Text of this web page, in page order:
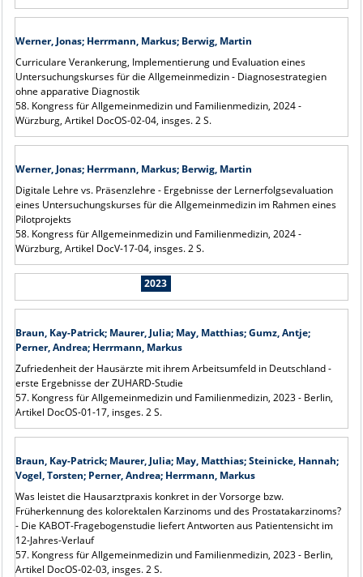
Werner, Jonas; Herrmann, Markus; Berwig, Martin
Curriculare Verankerung, Implementierung und Evaluation eines
Untersuchungskurses für die Allgemeinmedizin - Diagnosestrategien
ohne apparative Diagnostik
58. Kongress für Allgemeinmedizin und Familienmedizin, 2024 -
Würzburg, Artikel DocOS-02-04, insges. 2 S.
Werner, Jonas; Herrmann, Markus; Berwig, Martin
Digitale Lehre vs. Präsenzlehre - Ergebnisse der Lernerfolgsevaluation
eines Untersuchungskurses für die Allgemeinmedizin im Rahmen eines
Pilotprojekts
58. Kongress für Allgemeinmedizin und Familienmedizin, 2024 -
Würzburg, Artikel DocV-17-04, insges. 2 S.
2023
Braun, Kay-Patrick; Maurer, Julia; May, Matthias; Gumz, Antje;
Perner, Andrea; Herrmann, Markus
Zufriedenheit der Hausärzte mit ihrem Arbeitsumfeld in Deutschland -
erste Ergebnisse der ZUHARD-Studie
57. Kongress für Allgemeinmedizin und Familienmedizin, 2023 - Berlin,
Artikel DocOS-01-17, insges. 2 S.
Braun, Kay-Patrick; Maurer, Julia; May, Matthias; Steinicke, Hannah;
Vogel, Torsten; Perner, Andrea; Herrmann, Markus
Was leistet die Hausarztpraxis konkret in der Vorsorge bzw.
Früherkennung des kolorektalen Karzinoms und des Prostatakarzinoms?
- Die KABOT-Fragebogenstudie liefert Antworten aus Patientensicht im
12-Jahres-Verlauf
57. Kongress für Allgemeinmedizin und Familienmedizin, 2023 - Berlin,
Artikel DocOS-02-03, insges. 2 S.